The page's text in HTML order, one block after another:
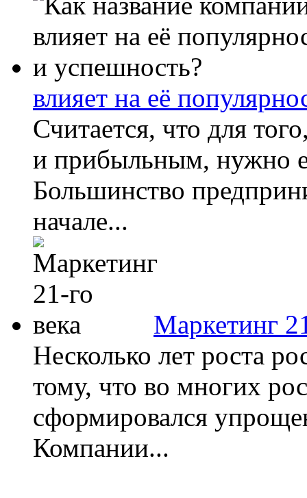
влияет на её
Считается, что для
и прибыльным, нужно
Большинство
начале...
Маркетинг
Несколько лет роста
тому, что во многих
сформировался
Компании...